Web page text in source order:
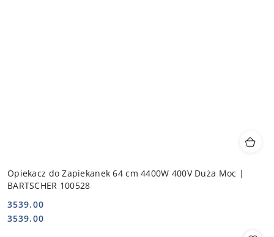
Opiekacz do Zapiekanek 64 cm 4400W 400V Duża Moc |
BARTSCHER 100528
Cena:
3539.00
Cena:
3539.00